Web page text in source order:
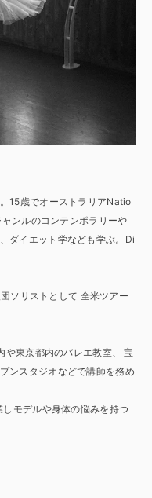
15歳でオーストラリアNatio
ンルのコンテンポラリーや
ダイエット学なども学ぶ。Di
ソリストとして 全米ツアー
や東京都内のバレエ教室、 宝
ンスタジオなどで講師を務め
モデルや身体の悩みを持つ